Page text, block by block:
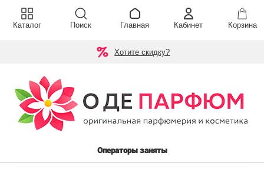
Хотите скидку?
Операторы заняты
Каталог Поиск Главная Кабинет Корзина